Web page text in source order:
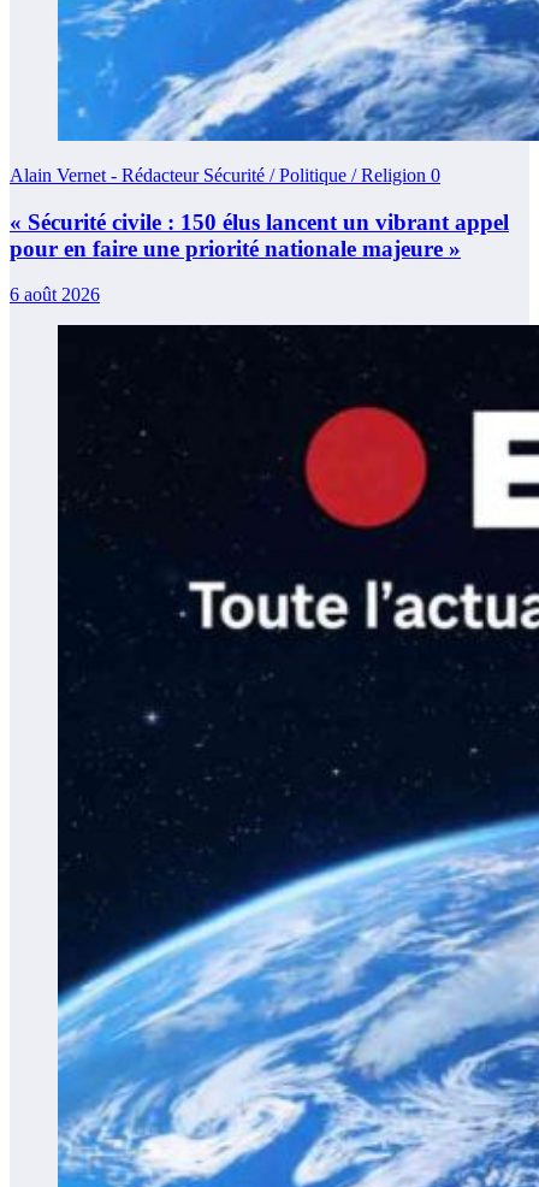
Alain Vernet - Rédacteur Sécurité / Politique / Religion 0
« Sécurité civile : 150 élus lancent un vibrant appel
pour en faire une priorité nationale majeure »
6 août 2026